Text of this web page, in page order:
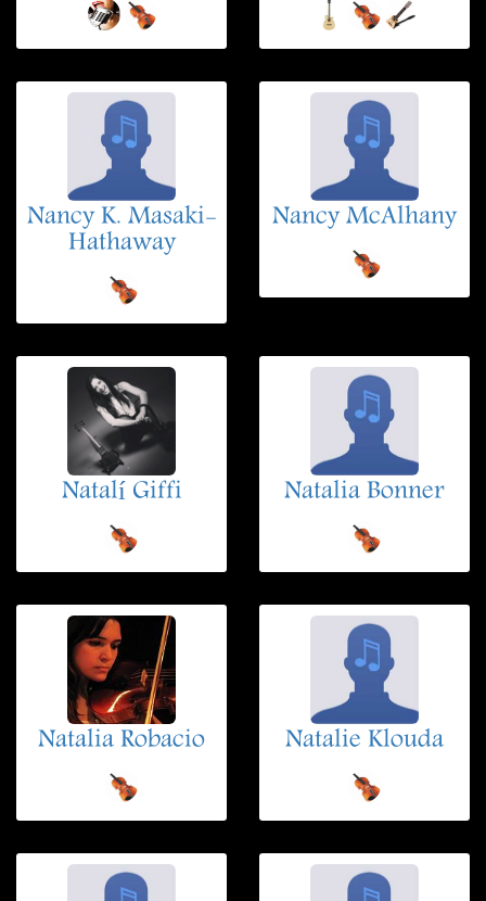
Nancy K. Masaki-
Hathaway
Nancy McAlhany
Natalí Giffi Natalia Bonner
Natalia Robacio Natalie Klouda